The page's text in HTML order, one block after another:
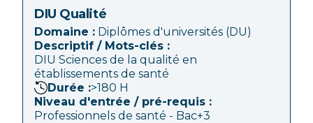
DIU Qualité
Domaine : Diplômes d'universités (DU)
Descriptif / Mots-clés :
DIU Sciences de la qualité en
établissements de santé
Durée :>180 H
Niveau d'entrée / pré-requis :
Professionnels de santé - Bac+3